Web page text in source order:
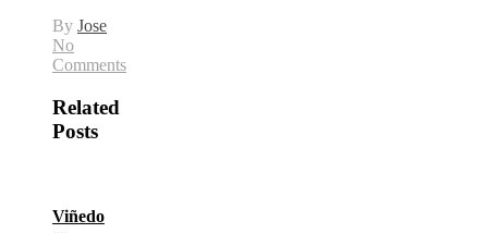
By Jose
No
Comments
Related
Posts
Viñedo